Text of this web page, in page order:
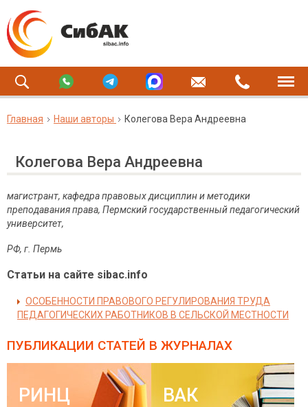
Главная Наши авторы Колегова Вера Андреевна
Колегова Вера Андреевна
магистрант, кафедраправовых дисциплин и методики
преподавания права, Пермский государственный педагогический
университет,
РФ, г. Пермь
Статьи на сайте sibac.info
ОСОБЕННОСТИ ПРАВОВОГО РЕГУЛИРОВАНИЯ ТРУДА
ПЕДАГОГИЧЕСКИХ РАБОТНИКОВ В СЕЛЬСКОЙ МЕСТНОСТИ
ПУБЛИКАЦИИ СТАТЕЙ В ЖУРНАЛАХ
РИНЦ ВАК